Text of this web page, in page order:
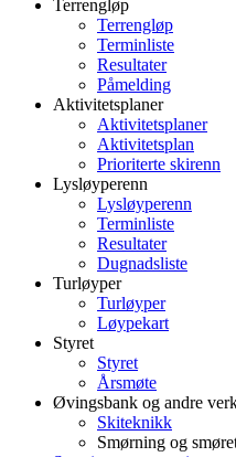
Terrengløp
Terrengløp
Terminliste
Resultater
Påmelding
Aktivitetsplaner
Aktivitetsplaner
Aktivitetsplan
Prioriterte skirenn
Lysløyperenn
Lysløyperenn
Terminliste
Resultater
Dugnadsliste
Turløyper
Turløyper
Løypekart
Styret
Styret
Årsmøte
Øvingsbank og andre
Skiteknikk
Smørning og